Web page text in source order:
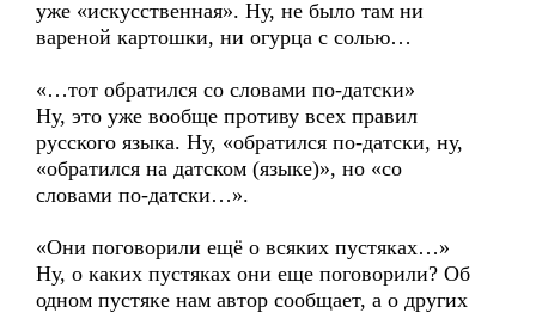
уже «искусственная». Ну, не было там ни
вареной картошки, ни огурца с солью…
«…тот обратился со словами по-датски»
Ну, это уже вообще противу всех правил
русского языка. Ну, «обратился по-датски, ну,
«обратился на датском (языке)», но «со
словами по-датски…».
«Они поговорили ещё о всяких пустяках…»
Ну, о каких пустяках они еще поговорили? Об
одном пустяке нам автор сообщает, а о других